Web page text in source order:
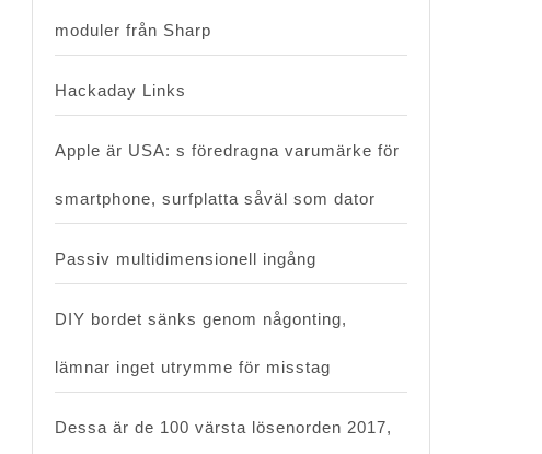
moduler från Sharp
Hackaday Links
Apple är USA: s föredragna varumärke för
smartphone, surfplatta såväl som dator
Passiv multidimensionell ingång
DIY bordet sänks genom någonting,
lämnar inget utrymme för misstag
Dessa är de 100 värsta lösenorden 2017,